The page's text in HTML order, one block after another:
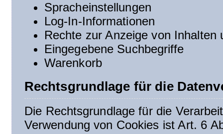
Spracheinstellungen
Log-In-Informationen
Rechte zur Anzeige von
Eingegebene Suchbegriffe
Warenkorb
Rechtsgrundlage für die
Die Rechtsgrundlage für die
Verwendung von Cookies ist Art. 6